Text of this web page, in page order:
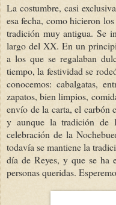
La costumbre, casi
esa fecha, como hicieron
tradición muy antigua. Se
largo del XX. En un
a los que se regalaban
tiempo, la festividad se
conocemos: cabalgatas,
zapatos, bien limpios,
envío de la carta, el carbón
y aunque la tradición de
celebración de la
todavía se mantiene la
día de Reyes, y que se ha
personas queridas.